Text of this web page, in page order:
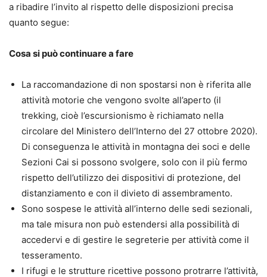
a ribadire l’invito al rispetto delle disposizioni precisa
quanto segue:
Cosa si può continuare a fare
La raccomandazione di non spostarsi non è riferita alle
attività motorie che vengono svolte all’aperto (il
trekking, cioè l’escursionismo è richiamato nella
circolare del Ministero dell’Interno del 27 ottobre 2020).
Di conseguenza le attività in montagna dei soci e delle
Sezioni Cai si possono svolgere, solo con il più fermo
rispetto dell’utilizzo dei dispositivi di protezione, del
distanziamento e con il divieto di assembramento.
Sono sospese le attività all’interno delle sedi sezionali,
ma tale misura non può estendersi alla possibilità di
accedervi e di gestire le segreterie per attività come il
tesseramento.
I rifugi e le strutture ricettive possono protrarre l’attività,